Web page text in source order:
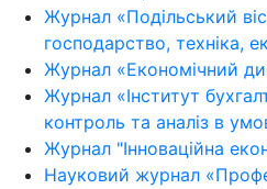
Журнал «Подільський
господарство, техніка,
Журнал «Економічний
Журнал «Інститут
контроль та аналіз в
Журнал "Інноваційна
Науковий журнал